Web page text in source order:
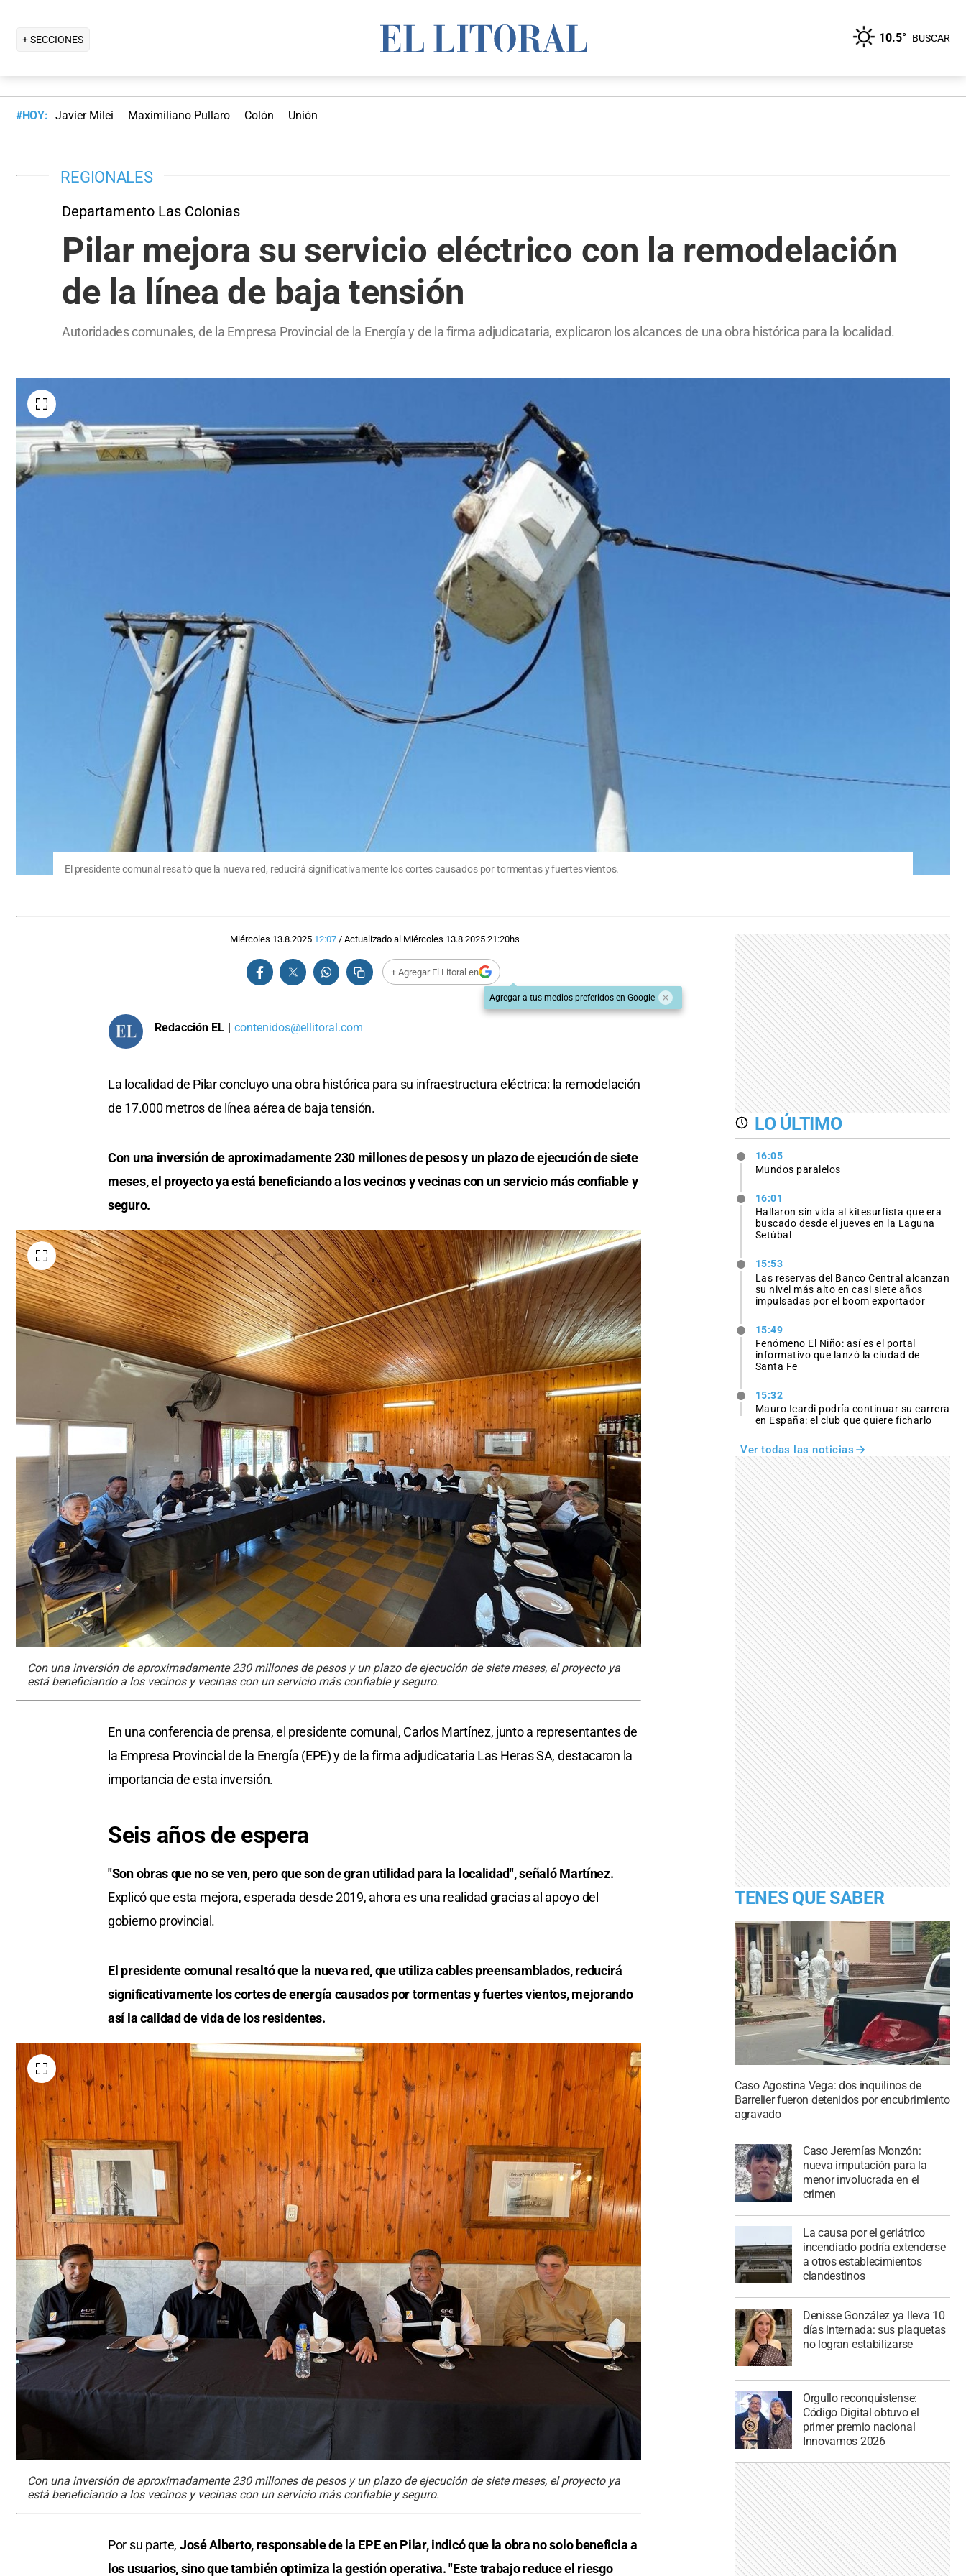
+ SECCIONES 10.5° BUSCAR
#HOY: Javier Milei Maximiliano Pullaro Colón Unión
REGIONALES
Departamento Las Colonias
Pilar mejora su servicio eléctrico con la remodelación
de la línea de baja tensión
Autoridades comunales, de la Empresa Provincial de la Energía y de la firma adjudicataria, explicaron los alcances de una obra histórica para la localidad.
El presidente comunal resaltó que la nueva red, reducirá significativamente los cortes causados por tormentas y fuertes vientos.
Miércoles 13.8.2025 12:07/ Actualizado al Miércoles 13.8.2025 21:20hs
+ Agregar El Litoral en
Agregar a tus medios preferidos en Google
Redacción EL | contenidos@ellitoral.com
La localidad de Pilar concluyo una obra histórica para su infraestructura eléctrica: la remodelación
de 17.000 metros de línea aérea de baja tensión.
Con una inversión de aproximadamente 230 millones de pesos y un plazo de ejecución de siete
meses, el proyecto ya está beneficiando a los vecinos y vecinas con un servicio más confiable y
seguro.
Con una inversión de aproximadamente 230 millones de pesos y un plazo de ejecución de siete meses, el proyecto ya
está beneficiando a los vecinos y vecinas con un servicio más confiable y seguro.
En una conferencia de prensa, el presidente comunal, Carlos Martínez, junto a representantes de
la Empresa Provincial de la Energía (EPE) y de la firma adjudicataria Las Heras SA, destacaron la
importancia de esta inversión.
Seis años de espera
"Son obras que no se ven, pero que son de gran utilidad para la localidad", señaló Martínez.
Explicó que esta mejora, esperada desde 2019, ahora es una realidad gracias al apoyo del
gobierno provincial.
El presidente comunal resaltó que la nueva red, que utiliza cables preensamblados, reducirá
significativamente los cortes de energía causados por tormentas y fuertes vientos, mejorando
así la calidad de vida de los residentes.
Con una inversión de aproximadamente 230 millones de pesos y un plazo de ejecución de siete meses, el proyecto ya
está beneficiando a los vecinos y vecinas con un servicio más confiable y seguro.
Por su parte, José Alberto, responsable de la EPE en Pilar, indicó que la obra no solo beneficia a
los usuarios, sino que también optimiza la gestión operativa. "Este trabajo reduce el riesgo
LO ÚLTIMO
16:05
Mundos paralelos
16:01
Hallaron sin vida al kitesurfista que era
buscado desde el jueves en la Laguna
Setúbal
15:53
Las reservas del Banco Central alcanzan
su nivel más alto en casi siete años
impulsadas por el boom exportador
15:49
Fenómeno El Niño: así es el portal
informativo que lanzó la ciudad de
Santa Fe
15:32
Mauro Icardi podría continuar su carrera
en España: el club que quiere ficharlo
Ver todas las noticias
TENES QUE SABER
Caso Agostina Vega: dos inquilinos de
Barrelier fueron detenidos por encubrimiento
agravado
Caso Jeremías Monzón:
nueva imputación para la
menor involucrada en el
crimen
La causa por el geriátrico
incendiado podría extenderse
a otros establecimientos
clandestinos
Denisse González ya lleva 10
días internada: sus plaquetas
no logran estabilizarse
Orgullo reconquistense:
Código Digital obtuvo el
primer premio nacional
Innovamos 2026